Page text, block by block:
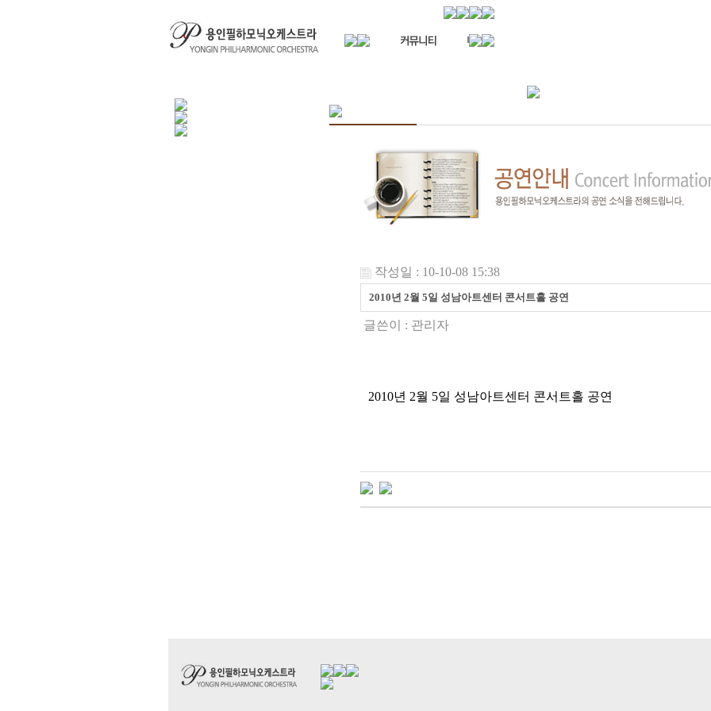
작성일 : 10-10-08 15:38
2010년 2월 5일 성남아트센터 콘서트홀 공연
글쓴이 : 관리자
2010년 2월 5일 성남아트센터 콘서트홀 공연